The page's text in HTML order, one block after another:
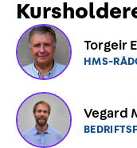
Torgeir
HMS-
Vegard